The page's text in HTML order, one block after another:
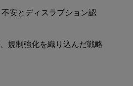
安とディスラプション認
規制強化を織り込んだ戦略